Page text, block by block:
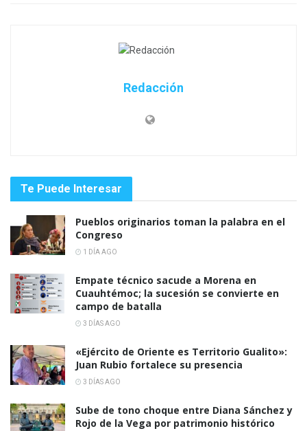
Redacción
Te Puede Interesar
Pueblos originarios toman la palabra en el
Congreso
1 DÍA AGO
Empate técnico sacude a Morena en
Cuauhtémoc; la sucesión se convierte en
campo de batalla
3 DÍAS AGO
«Ejército de Oriente es Territorio Gualito»:
Juan Rubio fortalece su presencia
3 DÍAS AGO
Sube de tono choque entre Diana Sánchez y
Rojo de la Vega por patrimonio histórico